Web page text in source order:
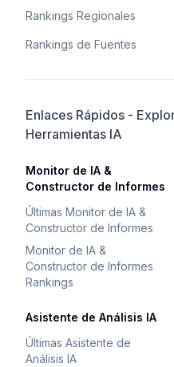
Rankings Regionales
Rankings de Fuentes
Enlaces Rápidos -
Herramientas IA
Monitor de IA &
Constructor de Informes
Últimas Monitor de IA &
Constructor de Informes
Monitor de IA &
Constructor de Informes
Rankings
Asistente de Análisis IA
Últimas Asistente de
Análisis IA